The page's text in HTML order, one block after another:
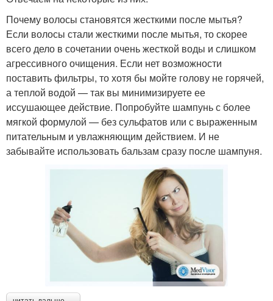
Почему волосы становятся жесткими после мытья?
Если волосы стали жесткими после мытья, то скорее
всего дело в сочетании очень жесткой воды и слишком
агрессивного очищения. Если нет возможности
поставить фильтры, то хотя бы мойте голову не горячей,
а теплой водой — так вы минимизируете ее
иссушающее действие. Попробуйте шампунь с более
мягкой формулой — без сульфатов или с выраженным
питательным и увлажняющим действием. И не
забывайте использовать бальзам сразу после шампуня.